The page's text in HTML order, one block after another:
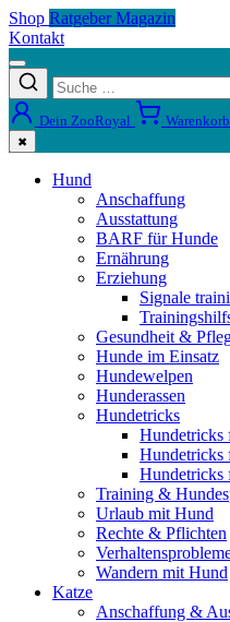
Shop Ratgeber Magazin
Kontakt
Dein ZooRoyal Warenkorb
✖
Hund
Anschaffung
Ausstattung
BARF für Hunde
Ernährung
Erziehung
Signale
Gesundheit &
Hunde im Einsatz
Hundewelpen
Hunderassen
Hundetricks
Hundetricks
Hundetricks
Hundetricks
Training &
Urlaub mit Hund
Rechte & Pflichten
Wandern mit Hund
Katze
Anschaffung &